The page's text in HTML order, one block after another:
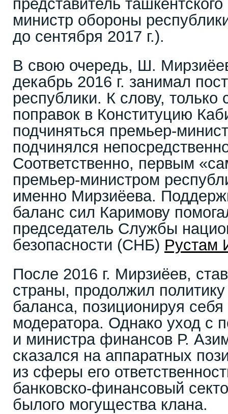
представитель
министр обороны
до сентября 2017 г.).
В свою очередь, Ш.
декабрь 2016 г. занимал
республики. К слову, только
поправок в Конституцию
подчиняться премьер-
подчинялся
Соответственно, первым
премьер-министром
именно Мирзиёева.
баланс сил Каримову
председатель Службы
безопасности (СНБ) Рустам
После 2016 г. Мирзиёев,
страны, продолжил
баланса, позиционируя себя
модератора. Однако уход с
и министра финансов Р.
сказался на аппаратных
из сферы его
банковско-финансовый
былого могущества клана.